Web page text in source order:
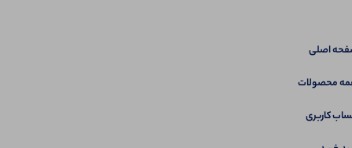
اصلی
محصولات
کاربری